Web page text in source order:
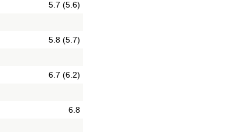
5.7 (5.6)
5.8 (5.7)
6.7 (6.2)
6.8